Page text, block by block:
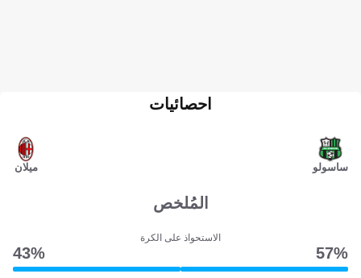
ساسولو
احصائيات
ميلان
المُلخص
الاستحواذ على الكرة
57‎%‎
43‎%‎